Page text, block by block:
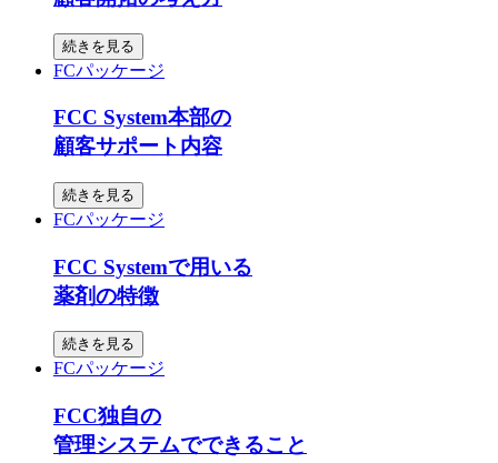
続きを見る
FCパッケージ
FCC System本部の
顧客サポート内容
続きを見る
FCパッケージ
FCC Systemで用いる
薬剤の特徴
続きを見る
FCパッケージ
FCC独自の
管理システムでできること